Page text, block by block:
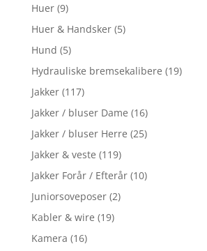
Huer (9)
Huer & Handsker (5)
Hund (5)
Hydrauliske bremsekalibere (19)
Jakker (117)
Jakker / bluser Dame (16)
Jakker / bluser Herre (25)
Jakker & veste (119)
Jakker Forår / Efterår (10)
Juniorsoveposer (2)
Kabler & wire (19)
Kamera (16)